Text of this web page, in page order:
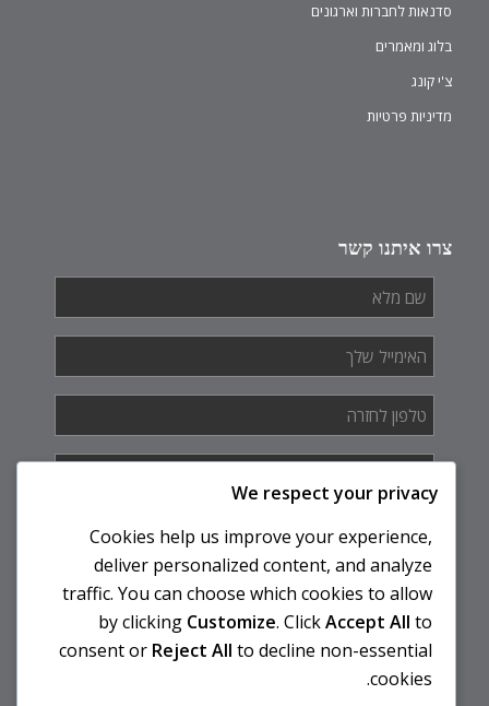
סדנאות לחברות וארגונים
בלוג ומאמרים
צ'י קונג
מדיניות פרטיות
צרו איתנו קשר
שם
מלא *
האימייל
שלך *
טלפון
לחזרה *
איך
יכולים
לך?
We respect your privacy
Cookies help us improve your experience,
deliver personalized content, and analyze
traffic. You can choose which cookies to allow
by clicking Customize. ClickAccept All to
consent or Reject All to decline non-essential
cookies.